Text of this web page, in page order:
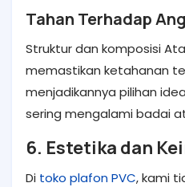
Tahan Terhadap
Struktur dan komposisi
memastikan ketahanan
menjadikannya pilihan
sering mengalami badai
6. Estetika dan
Di toko plafon PVC, kami